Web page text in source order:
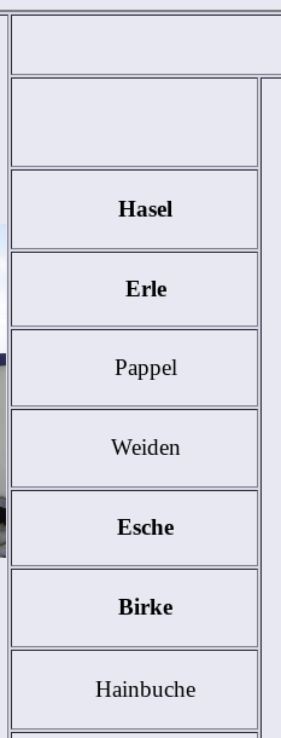
Hasel
Erle
Pappel
Weiden
Esche
Birke
Hainbuche